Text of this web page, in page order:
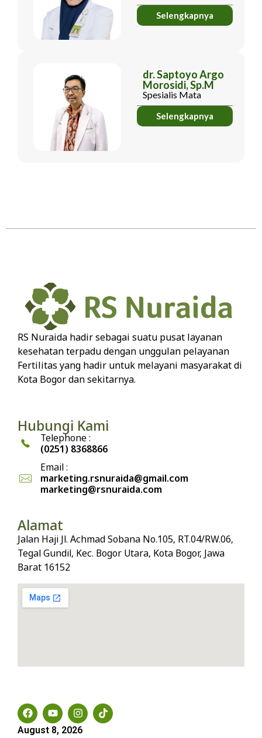
Selengkapnya
dr. Saptoyo Argo
Morosidi, Sp.M
Spesialis Mata
Selengkapnya
RS Nuraida hadir sebagai suatu pusat layanan
kesehatan terpadu dengan unggulan pelayanan
Fertilitas yang hadir untuk melayani masyarakat di
Kota Bogor dan sekitarnya.
Hubungi Kami
Telephone :
(0251) 8368866
Email :
marketing.rsnuraida@gmail.com
marketing@rsnuraida.com
Alamat
Jalan Haji Jl. Achmad Sobana No.105, RT.04/RW.06,
Tegal Gundil, Kec. Bogor Utara, Kota Bogor, Jawa
Barat 16152
August 8, 2026